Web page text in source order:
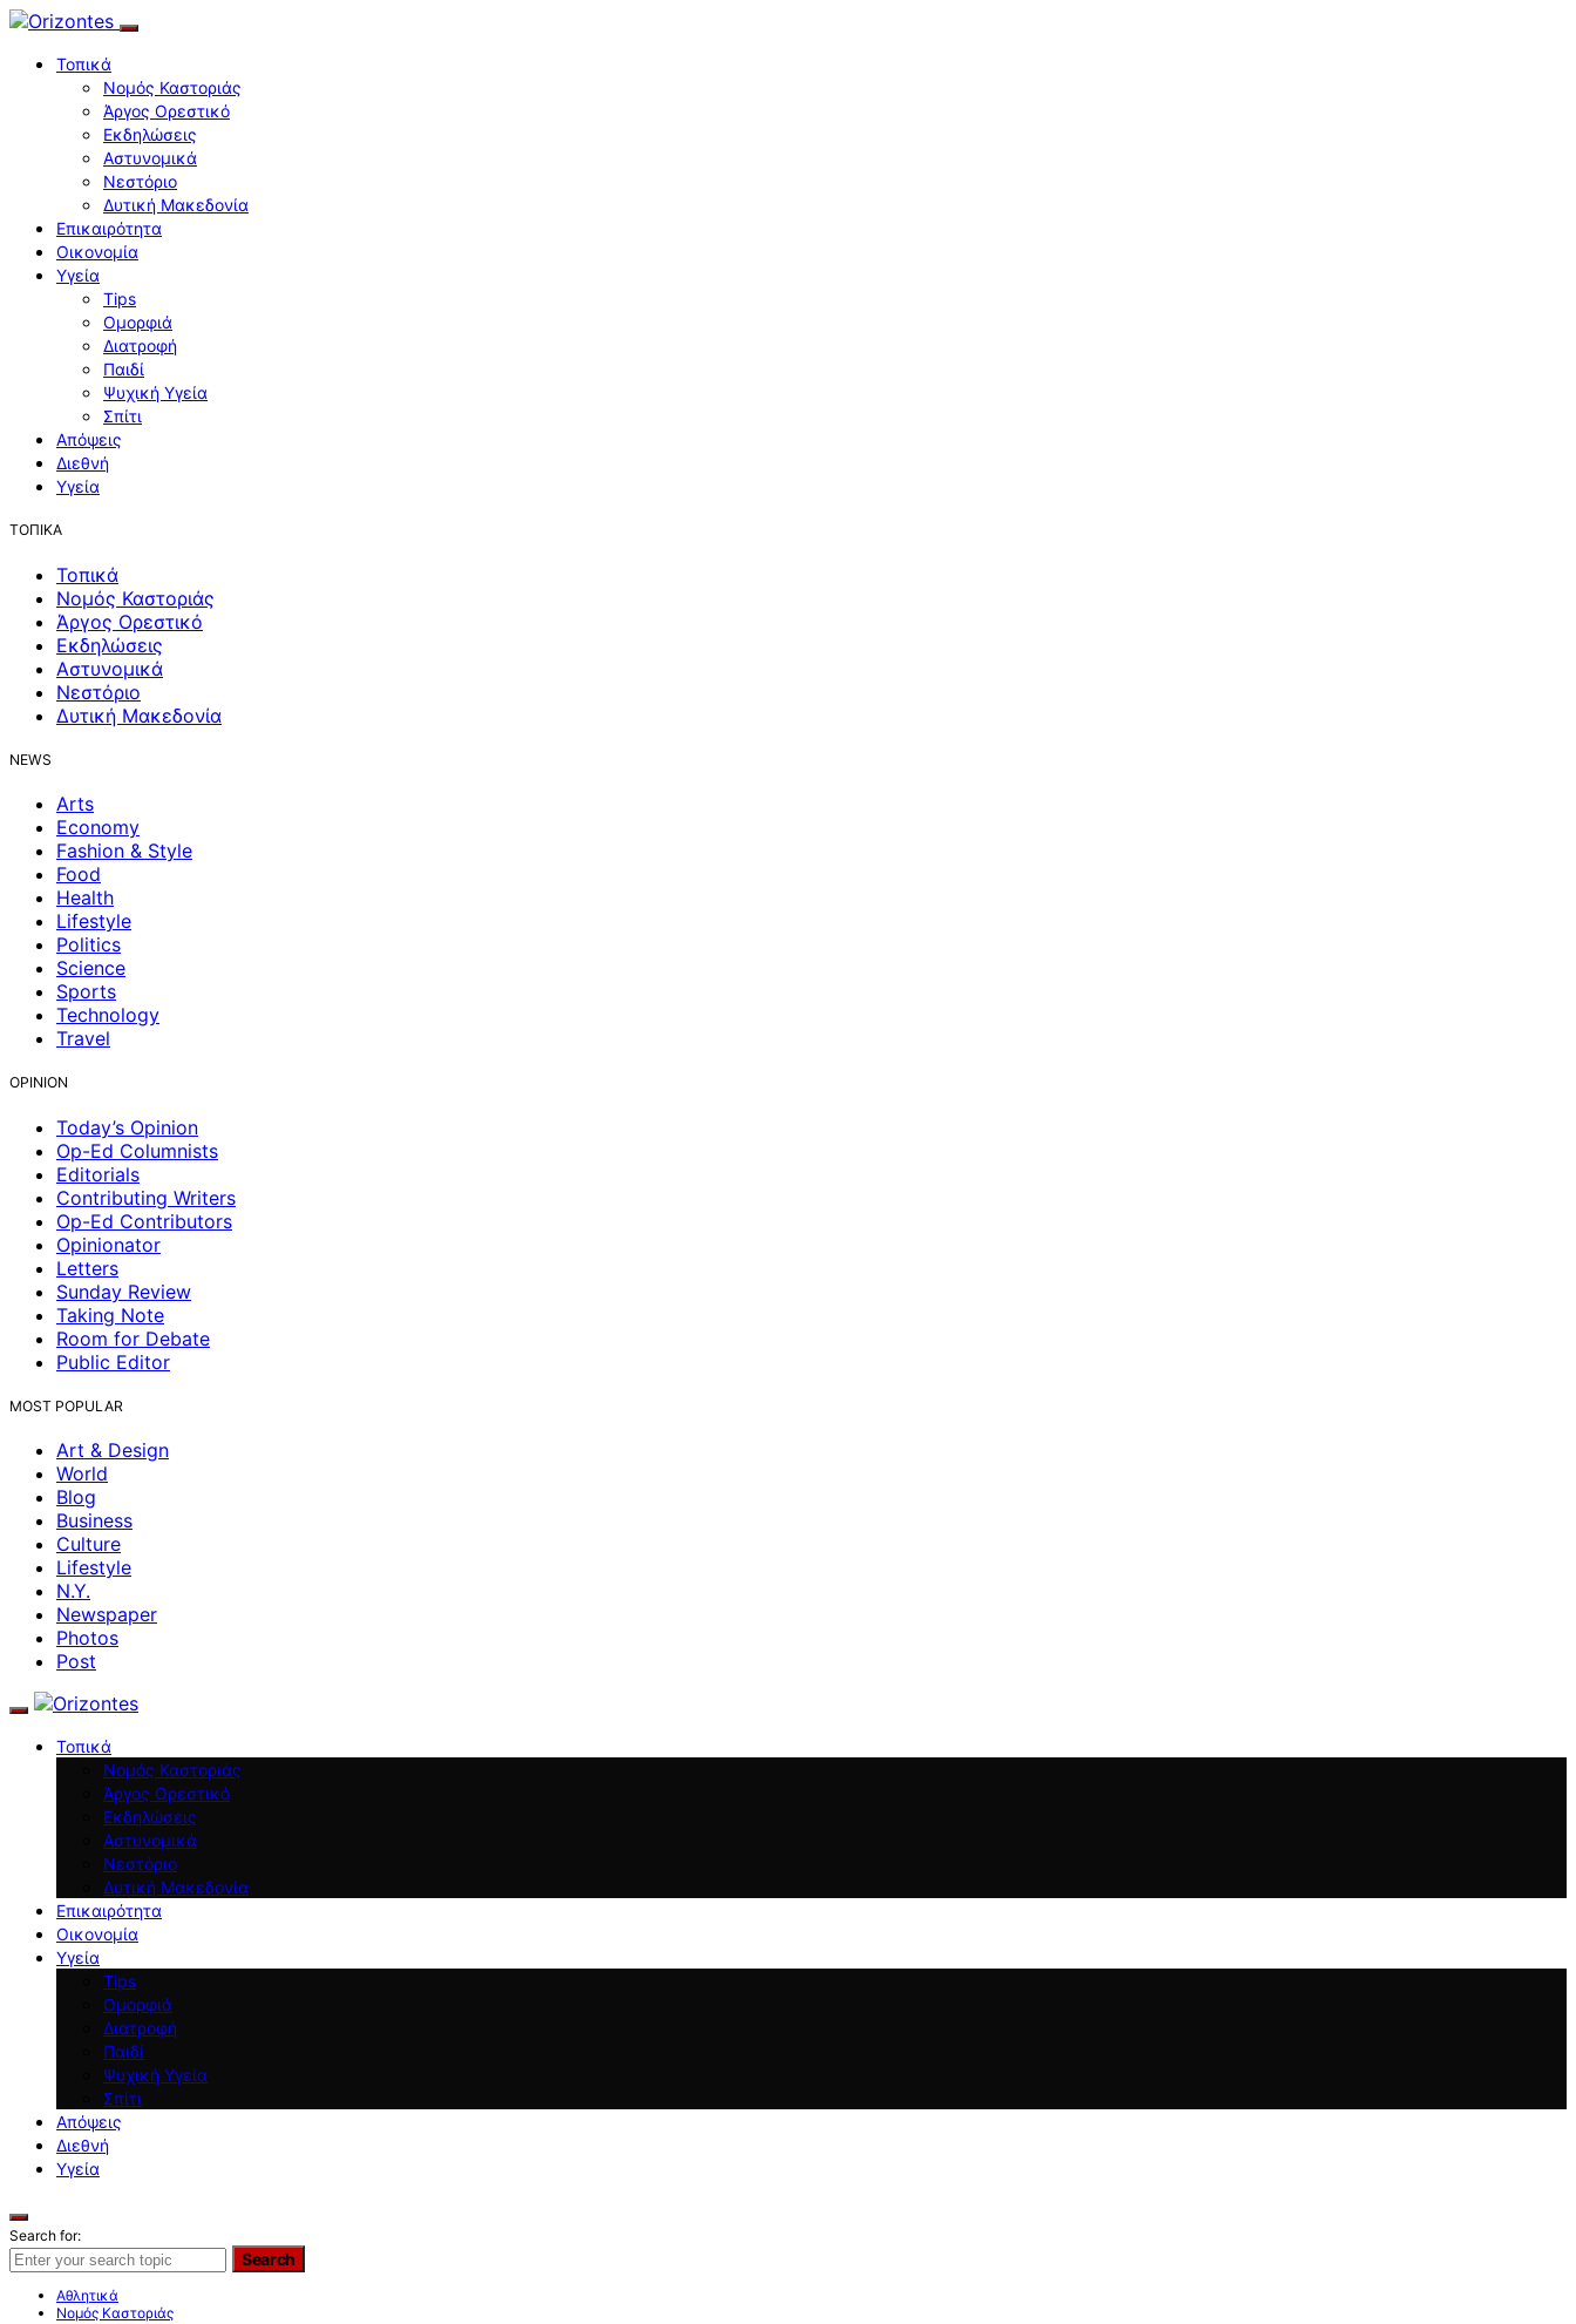
Τοπικά
Νομός Καστοριάς
Άργος Ορεστικό
Εκδηλώσεις
Αστυνομικά
Νεστόριο
Δυτική Μακεδονία
Επικαιρότητα
Οικονομία
Υγεία
Tips
Ομορφιά
Διατροφή
Παιδί
Ψυχική Υγεία
Σπίτι
Απόψεις
Διεθνή
Υγεία
ΤΟΠΙΚΑ
Τοπικά
Νομός Καστοριάς
Άργος Ορεστικό
Εκδηλώσεις
Αστυνομικά
Νεστόριο
Δυτική Μακεδονία
NEWS
Arts
Economy
Fashion & Style
Food
Health
Lifestyle
Politics
Science
Sports
Technology
Travel
OPINION
Today’s Opinion
Op-Ed Columnists
Editorials
Contributing Writers
Op-Ed Contributors
Opinionator
Letters
Sunday Review
Taking Note
Room for Debate
Public Editor
MOST POPULAR
Art & Design
World
Blog
Business
Culture
Lifestyle
N.Y.
Newspaper
Photos
Post
Τοπικά
Νομός Καστοριάς
Άργος Ορεστικό
Εκδηλώσεις
Αστυνομικά
Νεστόριο
Δυτική Μακεδονία
Επικαιρότητα
Οικονομία
Υγεία
Tips
Ομορφιά
Διατροφή
Παιδί
Ψυχική Υγεία
Σπίτι
Απόψεις
Διεθνή
Υγεία
Search for:
Search
Αθλητικά
Νομός Καστοριάς